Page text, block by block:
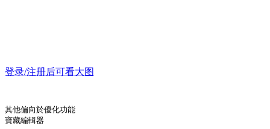
登录/注册后可看大图
其他偏向於優化功能
寶藏編輯器